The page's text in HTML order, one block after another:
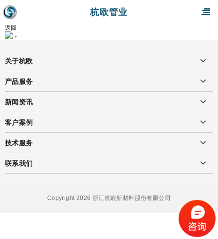
杭欧管业
返回
+
关于杭欧
产品服务
新闻资讯
客户案例
技术服务
联系我们
Copyright 2026 浙江杭欧新材料股份有限公司